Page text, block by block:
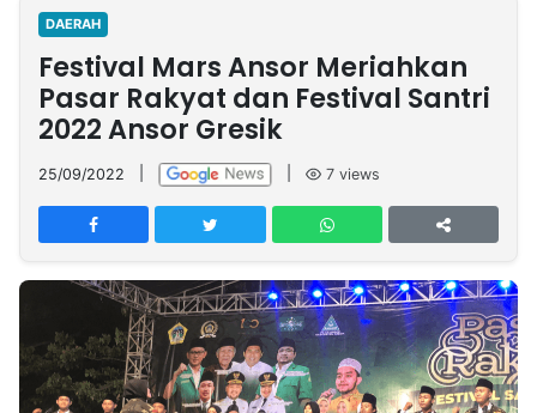
Nasional
International
Olahraga
Entertainment
Daerah
Pariwisata
Kuliner
Kolom
Network
PT
TREETAN
INDONESIA
Partner
DAERAH
Festival Mars Ansor Meriahkan
Pasar Rakyat dan Festival Santri
2022 Ansor Gresik
25/09/2022 7 views